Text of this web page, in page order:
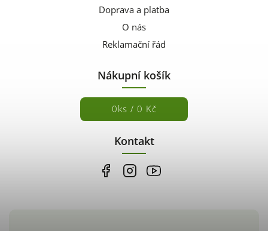
Doprava a platba
O nás
Reklamační řád
Nákupní košík
0ks / 0 Kč
Kontakt